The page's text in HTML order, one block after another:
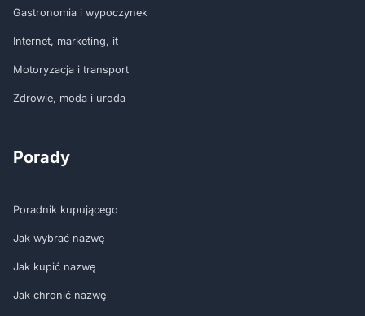
Gastronomia i wypoczynek
Internet, marketing, it
Motoryzacja i transport
Zdrowie, moda i uroda
Porady
Poradnik kupującego
Jak wybrać nazwę
Jak kupić nazwę
Jak chronić nazwę